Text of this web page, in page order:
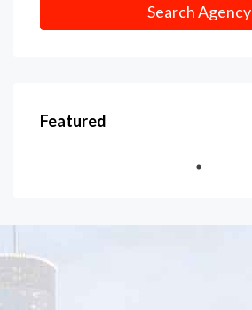
Search Agency
Featured